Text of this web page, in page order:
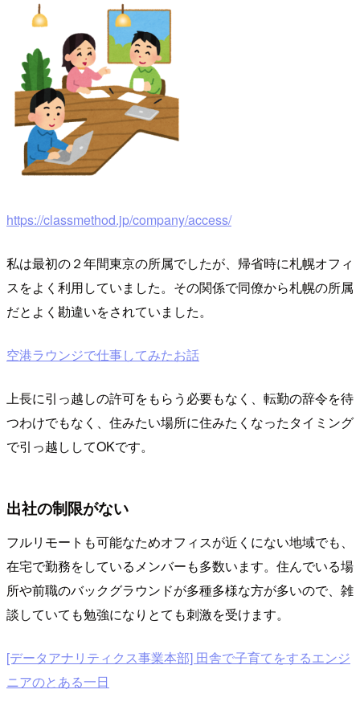
https://classmethod.jp/company/access/
私は最初の２年間東京の所属でしたが、帰省時に札幌オフィ
スをよく利用していました。その関係で同僚から札幌の所属
だとよく勘違いをされていました。
空港ラウンジで仕事してみたお話
上長に引っ越しの許可をもらう必要もなく、転勤の辞令を待
つわけでもなく、住みたい場所に住みたくなったタイミング
で引っ越ししてOKです。
出社の制限がない
フルリモートも可能なためオフィスが近くにない地域でも、
在宅で勤務をしているメンバーも多数います。住んでいる場
所や前職のバックグラウンドが多種多様な方が多いので、雑
談していても勉強になりとても刺激を受けます。
[データアナリティクス事業本部] 田舎で子育てをするエンジ
ニアのとある一日